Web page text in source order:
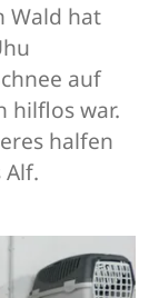
Wald hat
auf
hilflos war.
halfen